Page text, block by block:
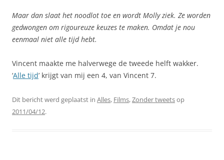
Maar dan slaat het noodlot toe en wordt Molly ziek. Ze worden
gedwongen om rigoureuze keuzes te maken. Omdat je nou
eenmaal niet alle tijd hebt.
Vincent maakte me halverwege de tweede helft wakker.
‘Alle tijd’ krijgt van mij een 4, van Vincent 7.
Dit bericht werd geplaatst in Alles, Films,Zonder tweetsop
2011/04/12.